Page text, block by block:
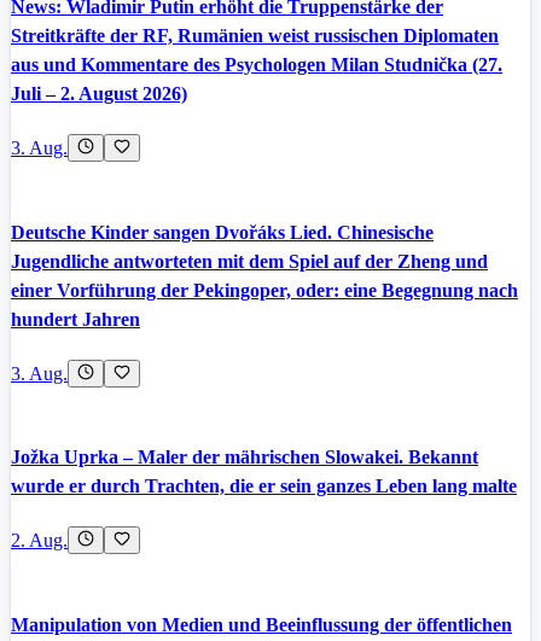
News: Wladimir Putin erhöht die Truppenstärke der
Streitkräfte der RF, Rumänien weist russischen Diplomaten
aus und Kommentare des Psychologen Milan Studnička (27.
Juli – 2. August 2026)
3. Aug.
Deutsche Kinder sangen Dvořáks Lied. Chinesische
Jugendliche antworteten mit dem Spiel auf der Zheng und
einer Vorführung der Pekingoper, oder: eine Begegnung nach
hundert Jahren
3. Aug.
Jožka Uprka – Maler der mährischen Slowakei. Bekannt
wurde er durch Trachten, die er sein ganzes Leben lang malte
2. Aug.
Manipulation von Medien und Beeinflussung der öffentlichen